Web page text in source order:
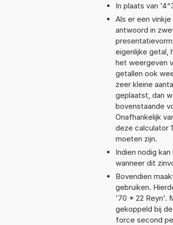
In plaats van
Als er een
antwoord in
eigenlijke getal,
het weergeven
getallen ook
zeer kleine
geplaatst, dan
bovenstaande
Onafhankelijk
deze calculator
moeten zijn.
Indien nodig
wanneer dit
Bovendien
gebruiken.
'70 * 22 Reyn'.
gekoppeld bij
force second